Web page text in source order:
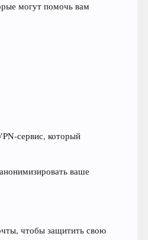
могут помочь вам
сервис, который
ваше
чтобы защитить свою